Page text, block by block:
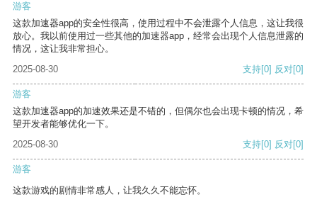
游客
这款加速器app的安全性很高，使用过程中不会泄露个人信息，这让我很
放心。我以前使用过一些其他的加速器app，经常会出现个人信息泄露的
情况，这让我非常担心。
2025-08-30
支持[0] 反对[0]
游客
这款加速器app的加速效果还是不错的，但偶尔也会出现卡顿的情况，希
望开发者能够优化一下。
2025-08-30
支持[0] 反对[0]
游客
这款游戏的剧情非常感人，让我久久不能忘怀。